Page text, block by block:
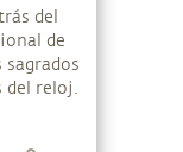
las
del
de
sagrados
del reloj.